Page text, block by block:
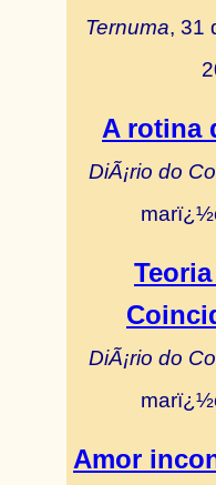
Ternuma, 31
A rotina
DiÃ¡rio do
DiÃ¡rio do
Amor